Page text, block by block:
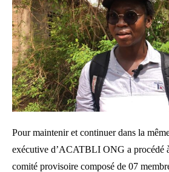
Pour maintenir et continuer dans la
exécutive d’ACATBLI ONG a procédé
comité provisoire composé de 07